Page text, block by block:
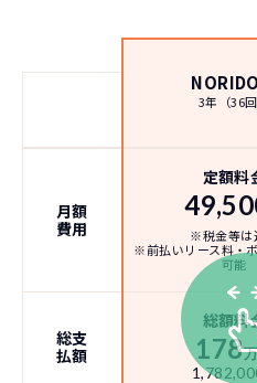
3年（36回
月額
費用
定額料
※税金等は
※前払いリース料・
可能
総支
払額
総額料
178